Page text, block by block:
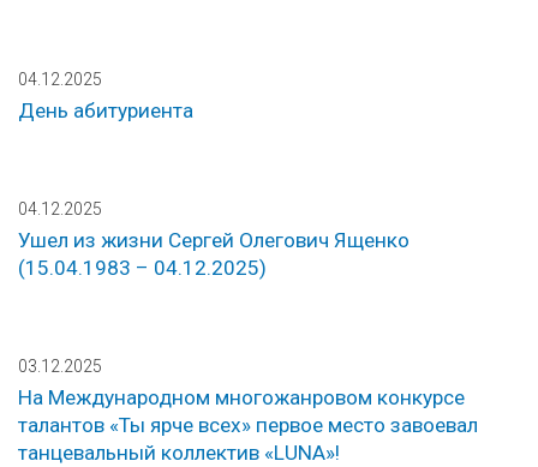
04.12.2025
День абитуриента
04.12.2025
Ушел из жизни Сергей Олегович Ященко
(15.04.1983 – 04.12.2025)
03.12.2025
На Международном многожанровом конкурсе
талантов «Ты ярче всех» первое место завоевал
танцевальный коллектив «LUNA»!